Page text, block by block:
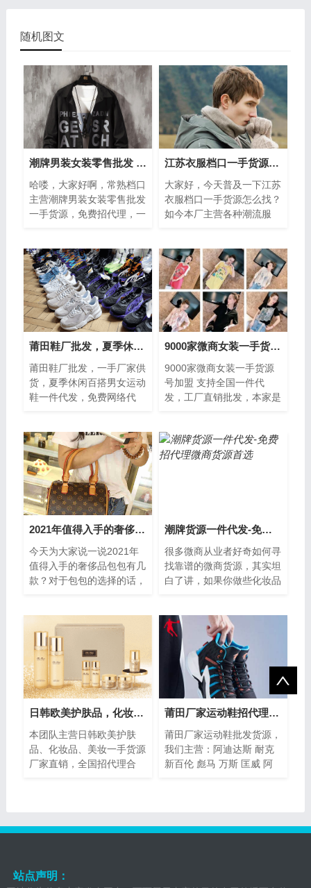
随机图文
潮牌男装女装零售批发 招代理一件代发货源
哈喽，大家好啊，常熟档口
主营潮牌男装女装零售批发
一手货源，免费招代理，一
品牌运动服装，...
江苏衣服档口一手货源，潮牌批发最低价-一件包邮
大家好，今天普及一下江苏
衣服档口一手货源怎么找？
如今本厂主营各种潮流服
费代销，一件...
莆田鞋厂批发，夏季休闲百搭男女运动鞋一件代发
莆田鞋厂批发，一手厂家供
货，夏季休闲百搭男女运动
鞋一件代发，免费网络代
入！！！实体店...
9000家微商女装一手货源号加盟 支持全国一件代发
9000家微商女装一手货源
号加盟 支持全国一件代
发，工厂直销批发，本家是
还是大V领，大领子的
2021年值得入手的奢侈品包包有几款
今天为大家说一说2021年
值得入手的奢侈品包包有几
款？对于包包的选择的话，
多，加上色彩以...
潮牌货源一件代发-免费招代理微商货源首选
很多微商从业者好奇如何寻
找靠谱的微商货源，其实坦
白了讲，如果你做些化妆品
源，那你99%...
日韩欧美护肤品，化妆品一手货源厂家直销，长期招代理
本团队主营日韩欧美护肤
品、化妆品、美妆一手货源
厂家直销，全国招代理合
莆田厂家运动鞋招代理，无需代理费支持一件代发
莆田厂家运动鞋批发货源，
我们主营：阿迪达斯 耐克
新百伦 彪马 万斯 匡威 阿
站点声明：